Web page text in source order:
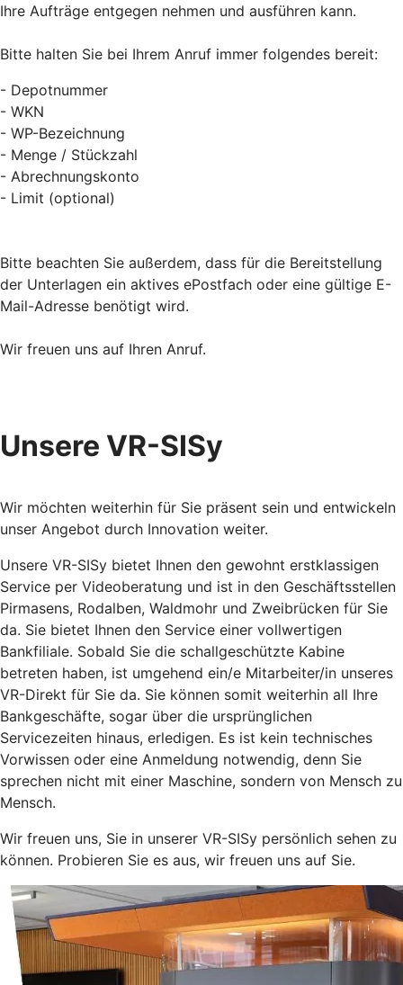
Ihre Aufträge entgegen nehmen und ausführen kann.
Bitte halten Sie bei Ihrem Anruf immer folgendes bereit:
- Depotnummer
- WKN
- WP-Bezeichnung
- Menge / Stückzahl
- Abrechnungskonto
- Limit (optional)
Bitte beachten Sie außerdem, dass für die Bereitstellung
der Unterlagen ein aktives ePostfach oder eine gültige E-
Mail-Adresse benötigt wird.
Wir freuen uns auf Ihren Anruf.
Unsere VR-SISy
Wir möchten weiterhin für Sie präsent sein und entwickeln
unser Angebot durch Innovation weiter.
Unsere VR-SISy bietet Ihnen den gewohnt erstklassigen
Service per Videoberatung und ist in den Geschäftsstellen
Pirmasens, Rodalben, Waldmohr und Zweibrücken für Sie
da. Sie bietet Ihnen den Service einer vollwertigen
Bankfiliale. Sobald Sie die schallgeschützte Kabine
betreten haben, ist umgehend ein/e Mitarbeiter/in unseres
VR-Direkt für Sie da. Sie können somit weiterhin all Ihre
Bankgeschäfte, sogar über die ursprünglichen
Servicezeiten hinaus, erledigen. Es ist kein technisches
Vorwissen oder eine Anmeldung notwendig, denn Sie
sprechen nicht mit einer Maschine, sondern von Mensch zu
Mensch.
Wir freuen uns, Sie in unserer VR-SISy persönlich sehen zu
können. Probieren Sie es aus, wir freuen uns auf Sie.